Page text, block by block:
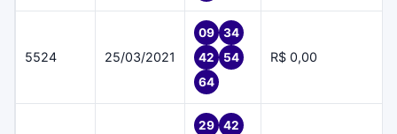
5524 25/03/2021
09
34
42
54
64
R$ 0,00
29
42